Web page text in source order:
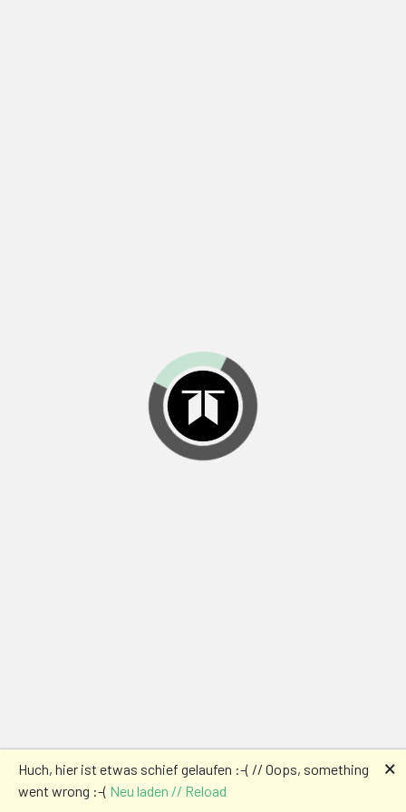
Huch, hier ist etwas schief gelaufen :-( // Oops, something
went wrong :-( Neu laden // Reload
🗙